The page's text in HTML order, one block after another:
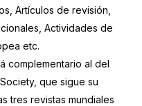
Artículos de revisión,
Actividades de
etc.
complementario al del
que sigue su
tres revistas mundiales